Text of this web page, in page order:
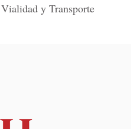
y Transporte